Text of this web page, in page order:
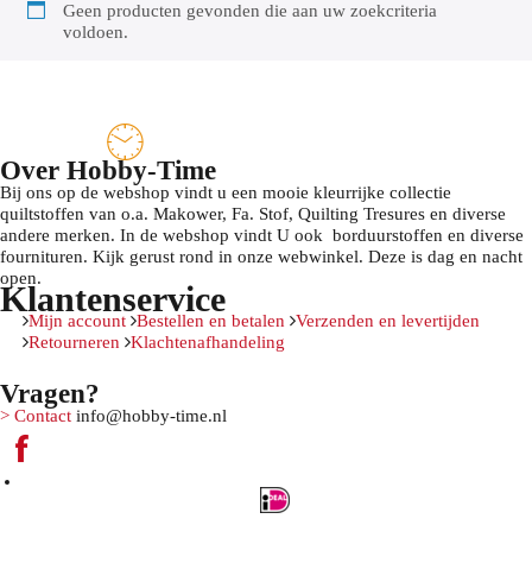
Geen producten gevonden die aan uw zoekcriteria
voldoen.
Over Hobby-Time
Bij ons op de webshop vindt u een mooie kleurrijke collectie
quiltstoffen van o.a. Makower, Fa. Stof, Quilting Tresures en diverse
andere merken. In de webshop vindt U ook borduurstoffen en diverse
fournituren. Kijk gerust rond in onze webwinkel. Deze is dag en nacht
open.
Klantenservice
Mijn account Bestellen en betalen
Verzenden en levertijden
Retourneren
Klachtenafhandeling
Vragen?
> Contact info@hobby-time.nl